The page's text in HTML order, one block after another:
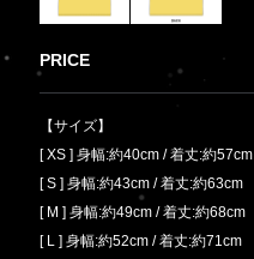
PRICE
【サイズ】
[ XS ] 身幅:約40cm / 着丈:約57cm
[ S ] 身幅:約43cm / 着丈:約63cm
[ M ] 身幅:約49cm / 着丈:約68cm
[ L ] 身幅:約52cm / 着丈:約71cm